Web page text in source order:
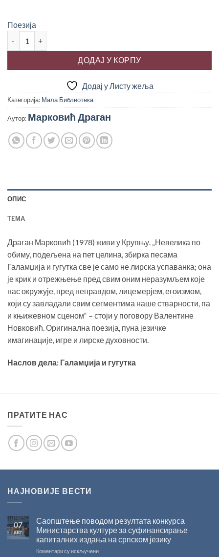
Поезија
ДОДАЈ У КОРПУ
Додај у Листу жеља
Категорија: Мала Библиотека
Аутор: Марковић Драган
ОПИС
TEМА
Драган Марковић (1978) живи у Крупњу. „Невелика по
обиму, подељена на пет целина, збирка песама
Галамџија и гугутка све је само не лирска успаванка; она
је крик и отрежњење пред свим оним неразумљем које
нас окружује, пред неправдом, лицемерјем, егоизмом,
који су завладали свим сегментима наше стварности, па
и књижевном сценом“ – стоји у поговору Валентине
Новковић. Оригинална поезија, пуна језичке
имагинације, игре и лирске духовности.
Наслов дела: Галамџија и гугутка
ПРАТИТЕ НАС
НАЈНОВИЈЕ ВЕСТИ
07
авг
Саопштење поводом резултата конкурса
Министарства културе за суфинансирање
капиталних издања на српском језику
Коментари су искљученина